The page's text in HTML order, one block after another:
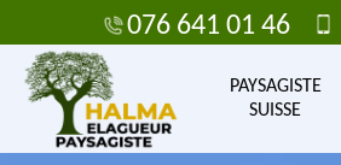
076 641 01 46
PAYSAGISTE
SUISSE